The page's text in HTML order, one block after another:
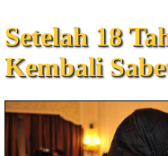
Setelah 18
Kembali